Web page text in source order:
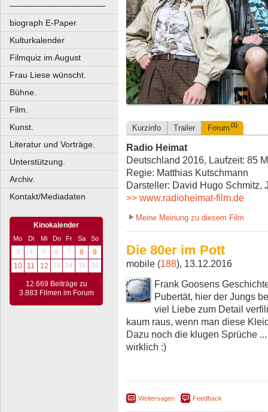
––––––––––––––––––––
biograph E-Paper
Kulturkalender
Filmquiz im August
Frau Liese wünscht.
Bühne.
Film.
Kunst.
Literatur und Vorträge.
Unterstützung.
Archiv.
Kontakt/Mediadaten
Kinokalender
Mo Di Mi Do Fr Sa
So
3
4 5 6 7 8
9
10
11 12 13 14 15 16
12.669 Beiträge zu
3.883 Filmen im Forum
Kurzinfo Trailer Forum (1)
Radio Heimat
Deutschland 2016, Laufzeit: 85
Regie: Matthias Kutschmann
Darsteller: David Hugo Schmitz,
>> www.radioheimat-film.de
Meine Meinung zu diesem Film
Die 80er im Pott
mobile (188), 13.12.2016
Frank Goosens
Pubertät, hier der Jungs
viel Liebe zum Detail
kaum raus, wenn man diese
Dazu noch die klugen Sprüche
wirklich :)
Weitersagen Feedback